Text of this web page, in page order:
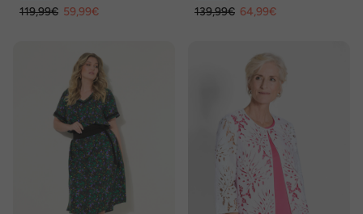
119,99€ 59,99€ 139,99€ 64,99€